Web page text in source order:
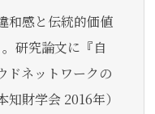
和感と伝統的価値
研究論文に『自
ドネットワークの
財学会 2016年）